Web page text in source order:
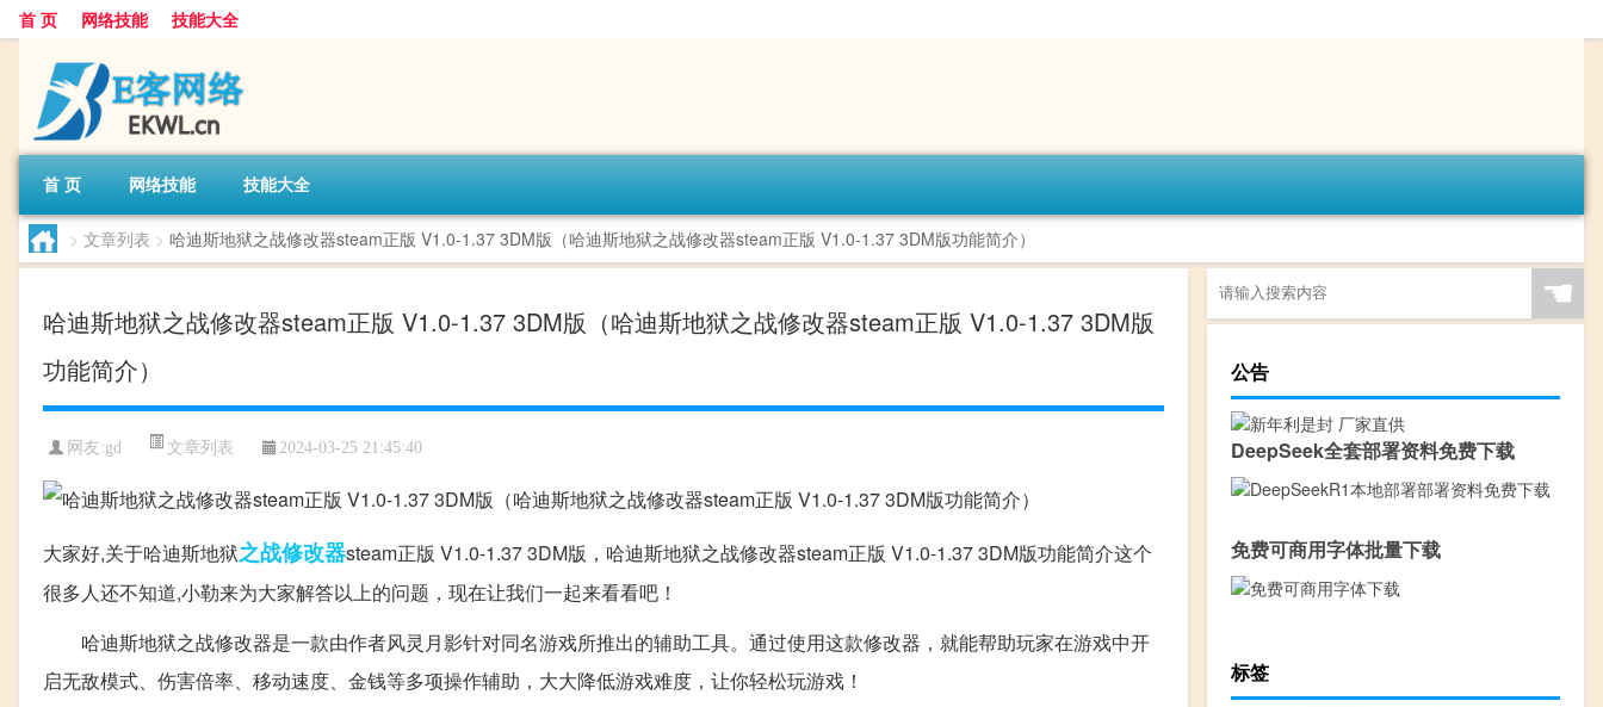
首 页 网络技能 技能大全
首 页 网络技能 技能大全
> 文章列表 > 哈迪斯地狱之战修改器steam正版 V1.0-1.37 3DM版（哈迪斯地狱之战修改器steam正版 V1.0-1.37 3DM版功能简介）
哈迪斯地狱之战修改器steam正版 V1.0-1.37 3DM版（哈迪斯地狱之战修改器steam正版 V1.0-1.37 3DM版
功能简介）
网友:gd 文章列表 2024-03-25 21:45:40
大家好,关于哈迪斯地狱之战修改器steam正版 V1.0-1.37 3DM版，哈迪斯地狱之战修改器steam正版 V1.0-1.37 3DM版功能简介这个
很多人还不知道,小勒来为大家解答以上的问题，现在让我们一起来看看吧！
哈迪斯地狱之战修改器是一款由作者风灵月影针对同名游戏所推出的辅助工具。通过使用这款修改器，就能帮助玩家在游戏中开
启无敌模式、伤害倍率、移动速度、金钱等多项操作辅助，大大降低游戏难度，让你轻松玩游戏！
☚
公告
DeepSeek全套部署资料免费下载
免费可商用字体批量下载
标签